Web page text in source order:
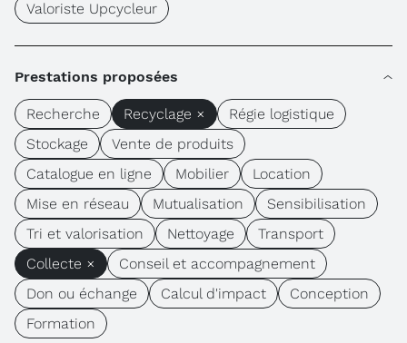
Valoriste Upcycleur
Prestations proposées
Recherche Recyclage ×
Régie logistique
Stockage
Vente de produits
Catalogue en ligne
Mobilier
Location
Mise en réseau
Mutualisation
Sensibilisation
Tri et valorisation
Nettoyage
Transport
Collecte ×
Conseil et accompagnement
Don ou échange
Calcul d'impact
Conception
Formation